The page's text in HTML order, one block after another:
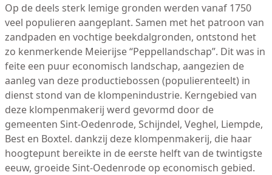
Op de deels sterk lemige gronden werden vanaf 1750
veel populieren aangeplant. Samen met het patroon van
zandpaden en vochtige beekdalgronden, ontstond het
zo kenmerkende Meierijse “Peppellandschap”. Dit was in
feite een puur economisch landschap, aangezien de
aanleg van deze productiebossen (populierenteelt) in
dienst stond van de klompenindustrie. Kerngebied van
deze klompenmakerij werd gevormd door de
gemeenten Sint-Oedenrode, Schijndel, Veghel, Liempde,
Best en Boxtel. dankzij deze klompenmakerij, die haar
hoogtepunt bereikte in de eerste helft van de twintigste
eeuw, groeide Sint-Oedenrode op economisch gebied.